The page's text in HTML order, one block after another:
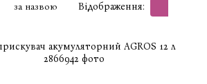
за назвою Відображення: